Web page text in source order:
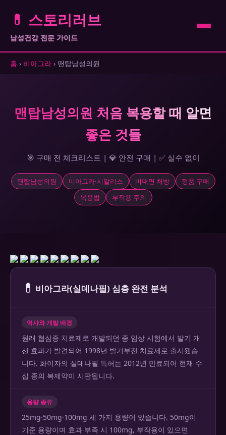
💊 스토리러브
남성건강 전문 가이드
홈 › 비아그라 › 맨탑남성의원
맨탑남성의원 처음 복용할 때 알면
좋은 것들
🎯 구매 전 체크리스트 | 💎 안전 구매 | ✅ 실수 없이
맨탑남성의원 비아그라·시알리스 비대면 처방
정품 구매
복용법
부작용 주의
💊 비아그라(실데나필) 심층 완전 분석
역사와 개발 배경
원래 협심증 치료제로 개발되던 중 임상 시험에서 발기 개
선 효과가 발견되어 1998년 발기부전 치료제로 출시됐습
니다. 화이자의 실데나필 특허는 2012년 만료되어 현재 수
십 종의 복제약이 시판됩니다.
용량 종류
25mg·50mg·100mg 세 가지 용량이 있습니다. 50mg이
기준 용량이며 효과 부족 시 100mg, 부작용이 있으면